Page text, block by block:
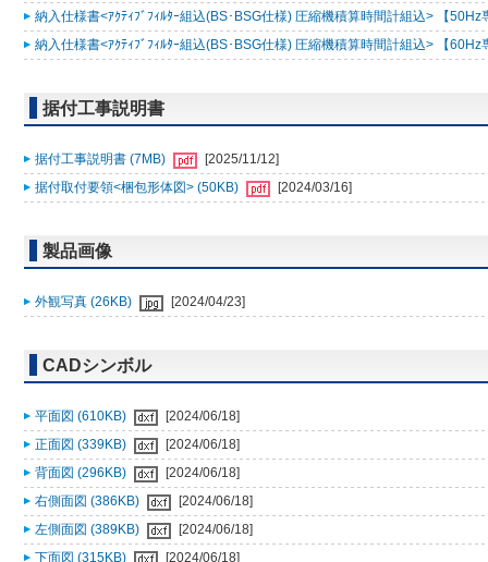
納入仕様書<ｱｸﾃｨﾌﾞﾌｨﾙﾀｰ組込(BS･BSG仕様) 圧縮機積算時間計組込> 【
納入仕様書<ｱｸﾃｨﾌﾞﾌｨﾙﾀｰ組込(BS･BSG仕様) 圧縮機積算時間計組込> 【
据付工事説明書
据付工事説明書 (7MB)
[2025/11/12]
据付取付要領<梱包形体図> (50KB)
[2024/03/16]
製品画像
外観写真 (26KB) [2024/04/23]
CADシンボル
平面図 (610KB)
[2024/06/18]
正面図 (339KB)
[2024/06/18]
背面図 (296KB)
[2024/06/18]
右側面図 (386KB)
[2024/06/18]
左側面図 (389KB)
[2024/06/18]
下面図 (315KB)
[2024/06/18]